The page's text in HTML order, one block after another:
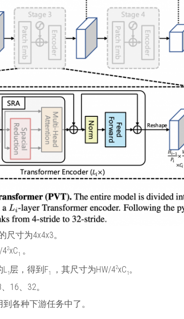
寸为4x4x3。
42xC1 。
1 层，得到F1 ，其尺寸为HW/42xC1 。
16、32。
各种下游任务中了。